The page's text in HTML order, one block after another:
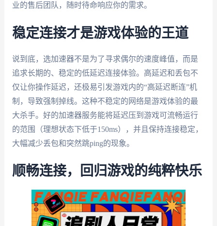
业的售后团队，随时待命响应你的需求。
稳定连接才是游戏体验的王道
说到底，选加速器不是为了寻求偶尔的速度峰值，而是
追求长期的、稳定的低延迟连接体验。高延迟和丢包不
仅让你操作延迟，还极易引发游戏内的“高延迟断连”机
制，导致强制掉线。这种不稳定的网络是游戏体验的最
大杀手。好的加速器服务能将延迟压到游戏可流畅运行
的范围（理想状态下低于150ms），并且保持连接稳定，
大幅减少丢包和突然跳ping的现象。
顺畅连接，回归游戏的纯粹快乐